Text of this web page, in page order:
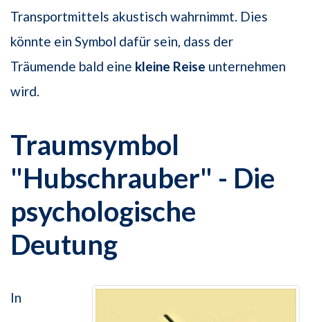
Transportmittels akustisch wahrnimmt. Dies
könnte ein Symbol dafür sein, dass der
Träumende bald eine kleine Reise unternehmen
wird.
Traumsymbol
"Hubschrauber" - Die
psychologische
Deutung
In